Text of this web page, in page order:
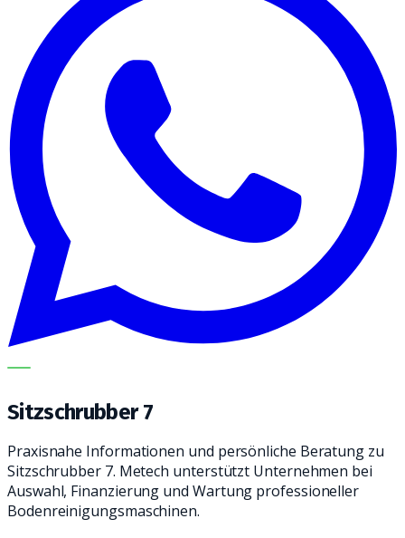
METECH
Sitzschrubber 7
Praxisnahe Informationen und persönliche Beratung zu
Sitzschrubber 7. Metech unterstützt Unternehmen bei
Auswahl, Finanzierung und Wartung professioneller
Bodenreinigungsmaschinen.